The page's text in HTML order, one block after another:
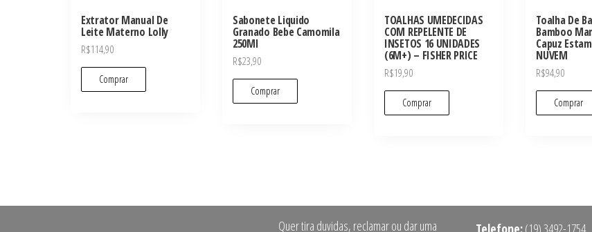
Extrator Manual De
Leite Materno Lolly
R$114,90
Comprar
Sabonete Liquido
Granado Bebe Camomila
250Ml
R$23,90
Comprar
TOALHAS UMEDECIDAS
COM REPELENTE DE
INSETOS 16 UNIDADES
(6M+) – FISHER PRICE
R$19,90
Comprar
Toalha De
Bamboo
Capuz
NUVEM
R$94,90
Comprar
Quer tira duvidas, reclamar ou dar uma